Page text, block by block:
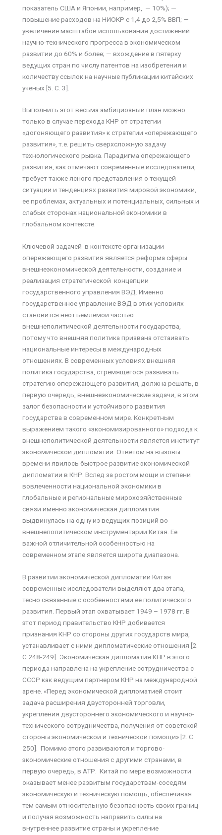
показатель США и Японии, например, — 10%); —
повышение расходов на НИОКР с 1,4 до 2,5% ВВП; —
увеличение масштабов использования достижений
научно-технического прогресса в экономическом
развитии до 60% и более; — вхождение в пятерку
ведущих стран по числу патентов на изобретения и
количеству ссылок на научные публикации китайских
ученых [5. C. 3].
Выполнить этот весьма амбициозный план можно
только в случае перехода КНР от стратегии
«догоняющего развития» к стратегии «опережающего
развития», т.е. решить сверхсложную задачу
технологического рывка. Парадигма опережающего
развития, как отмечают современные исследователи,
требует также ясного представления о текущей
ситуации и тенденциях развития мировой экономики,
ее проблемах, актуальных и потенциальных, сильных и
слабых сторонах национальной экономики в
глобальном контексте.
Ключевой задачей в контексте организации
опережающего развития является реформа сферы
внешнеэкономической деятельности, создание и
реализация стратегической концепции
государственного управления ВЭД. Именно
государственное управление ВЭД в этих условиях
становится неотъемлемой частью
внешнеполитической деятельности государства,
потому что внешняя политика призвана отстаивать
национальные интересы в международных
отношениях. В современных условиях внешняя
политика государства, стремящегося развивать
стратегию опережающего развития, должна решать, в
первую очередь, внешнеэкономические задачи, в этом
залог безопасности и устойчивого развития
государства в современном мире. Конкретным
выражением такого «экономизированного» подхода к
внешнеполитической деятельности является институт
экономической дипломатии. Ответом на вызовы
времени явилось быстрое развитие экономической
дипломатии в КНР. Вслед за ростом мощи и степени
вовлеченности национальной экономики в
глобальные и региональные мирохозяйственные
связи именно экономическая дипломатия
выдвинулась на одну из ведущих позиций во
внешнеполитическом инструментарии Китая. Ее
важной отличительной особенностью на
современном этапе является широта диапазона.
В развитии экономической дипломатии Китая
современные исследователи выделяют два этапа,
тесно связанные с особенностями ее политического
развития. Первый этап охватывает 1949 – 1978 гг. В
этот период правительство КНР добивается
признания КНР со стороны других государств мира,
устанавливает с ними дипломатические отношения [2.
С.248-249]. Экономическая дипломатия КНР в этого
периода направлена на укрепление сотрудничества с
СССР как ведущим партнером КНР на международной
арене. «Перед экономической дипломатией стоит
задача расширения двусторонней торговли,
укрепления двустороннего экономического и научно-
технического сотрудничества, получения от советской
стороны экономической и технической помощи» [2. С.
250]. Помимо этого развиваются и торгово-
экономические отношения с другими странами, в
первую очередь, в АТР. Китай по мере возможности
оказывает менее развитым государствам-соседям
экономическую и техническую помощь, обеспечивая
тем самым относительную безопасность своих границ
и получая возможность направить силы на
внутреннее развитие страны и укрепление